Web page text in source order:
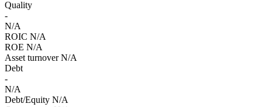
Quality
-
N/A
ROIC N/A
ROE N/A
Asset turnover N/A
Debt
-
N/A
Debt/Equity N/A